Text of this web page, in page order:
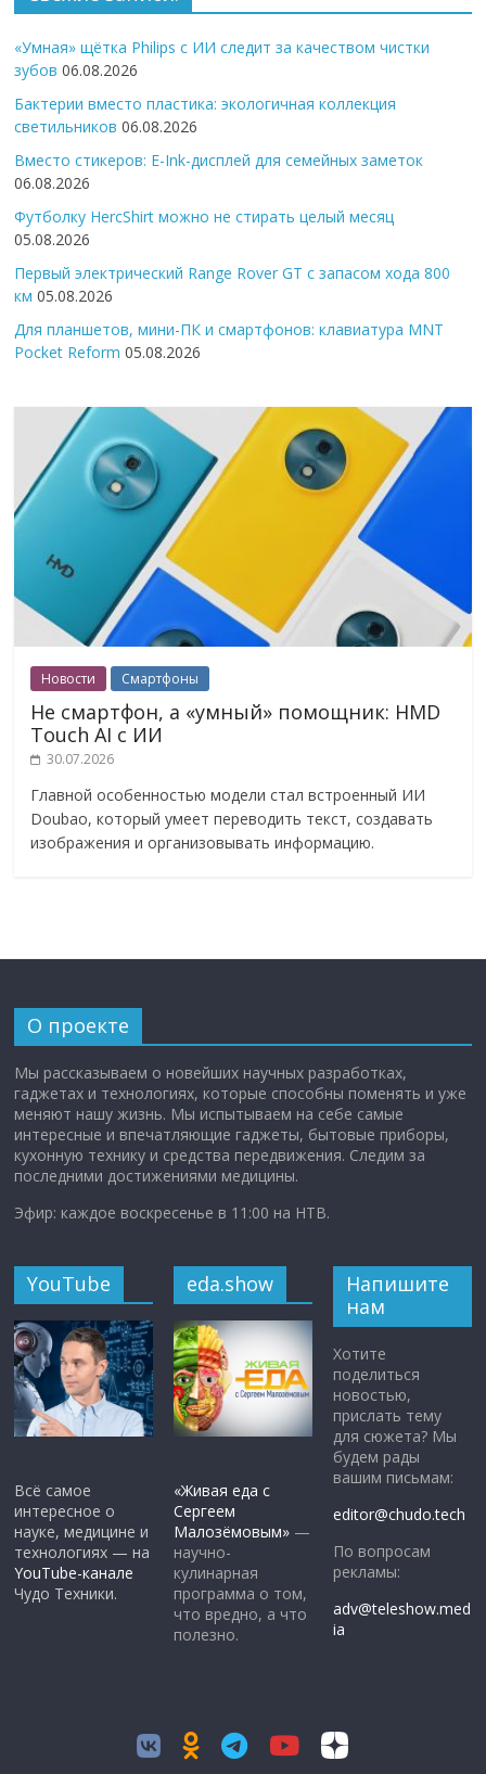
«Умная» щётка Philips с ИИ следит за качеством чистки
зубов 06.08.2026
Бактерии вместо пластика: экологичная коллекция
светильников 06.08.2026
Вместо стикеров: E-Ink-дисплей для семейных заметок
06.08.2026
Футболку HercShirt можно не стирать целый месяц
05.08.2026
Первый электрический Range Rover GT с запасом хода 800
км 05.08.2026
Для планшетов, мини-ПК и смартфонов: клавиатура MNT
Pocket Reform 05.08.2026
Новости Смартфоны
Не смартфон, а «умный» помощник: HMD
Touch AI с ИИ
30.07.2026
Главной особенностью модели стал встроенный ИИ
Doubao, который умеет переводить текст, создавать
изображения и организовывать информацию.
О проекте
Мы рассказываем о новейших научных разработках,
гаджетах и технологиях, которые способны поменять и уже
меняют нашу жизнь. Мы испытываем на себе самые
интересные и впечатляющие гаджеты, бытовые приборы,
кухонную технику и средства передвижения. Следим за
последними достижениями медицины.
Эфир: каждое воскресенье в 11:00 на НТВ.
YouTube
Всё самое
интересное о
науке, медицине и
технологиях — на
YouTube-канале
Чудо Техники.
eda.show
«Живая еда с
Сергеем
Малозёмовым» —
научно-
кулинарная
программа о том,
что вредно, а что
полезно.
Напишите
нам
Хотите
поделиться
новостью,
прислать тему
для сюжета? Мы
будем рады
вашим письмам:
editor@chudo.tech
По вопросам
рекламы:
adv@teleshow.med
ia